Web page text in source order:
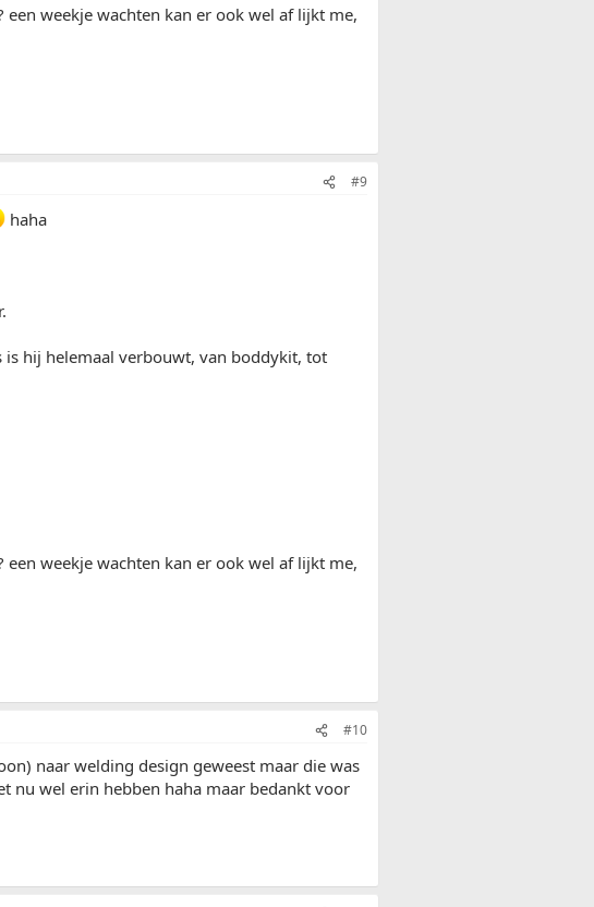
weekje wachten kan er ook wel af lijkt me,
#9
haha
is hij helemaal verbouwt, van boddykit, tot
weekje wachten kan er ook wel af lijkt me,
#10
naar welding design geweest maar die was
nu wel erin hebben haha maar bedankt voor